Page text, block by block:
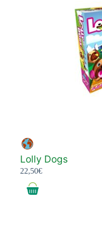
Lolly Dogs
22,50€